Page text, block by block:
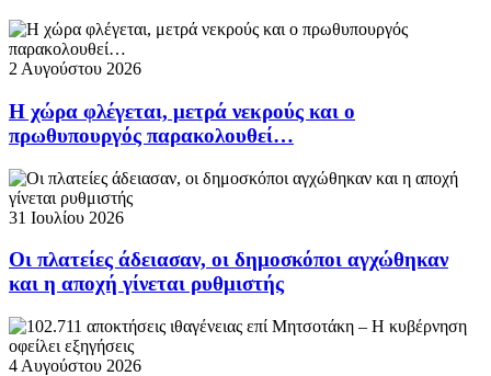
2 Αυγούστου 2026
Η χώρα φλέγεται, μετρά νεκρούς και ο
πρωθυπουργός παρακολουθεί…
31 Ιουλίου 2026
Οι πλατείες άδειασαν, οι δημοσκόποι αγχώθηκαν
και η αποχή γίνεται ρυθμιστής
4 Αυγούστου 2026